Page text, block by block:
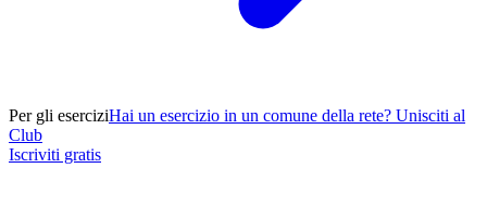
Per gli eserciziHai un esercizio in un comune della rete? Unisciti al
Club
Iscriviti gratis